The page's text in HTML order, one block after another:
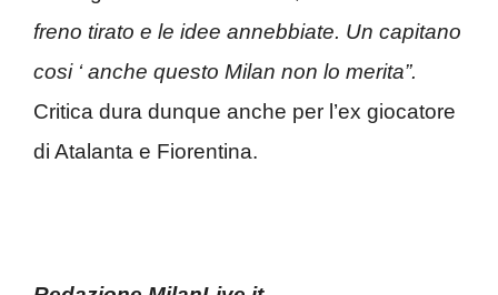
freno tirato e le idee annebbiate. Un capitano
cosi ‘ anche questo Milan non lo merita”.
Critica dura dunque anche per l’ex giocatore
di Atalanta e Fiorentina.